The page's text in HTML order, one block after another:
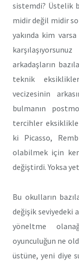
sistemdi? Üstelik
midir değil midir
yakında kim
arkadaşların
teknik
vecizesinin
bulmanın
tercihler
ki Picasso,
olabilmek için
değiştirdi. Yoksa
Bu okulların
değişik seviyedeki
yöneltme
oyunculuğun ne
üstüne, yeni diye